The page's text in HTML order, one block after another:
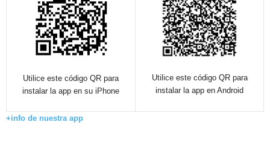
Utilice este código QR para
instalar la app en su iPhone
Utilice este código QR para
instalar la app en Android
+info de nuestra app